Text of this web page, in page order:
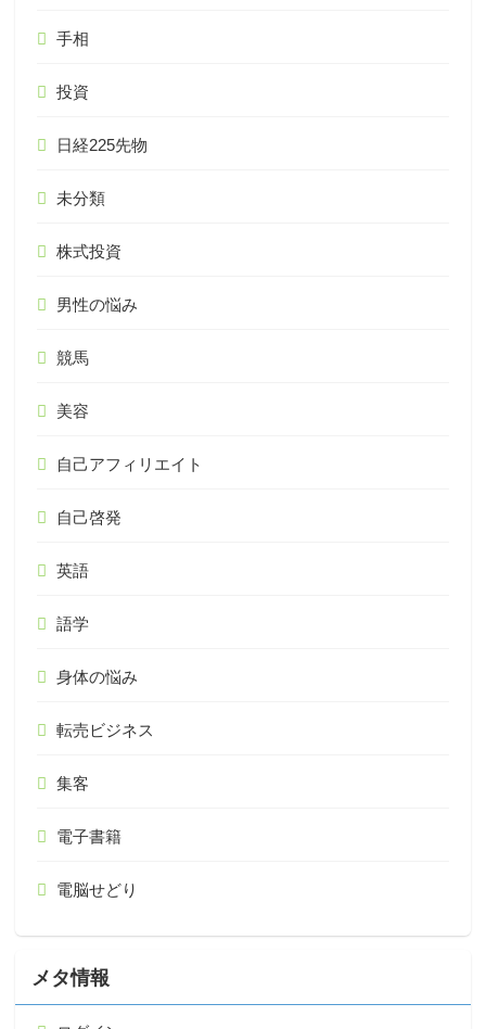
手相
投資
日経225先物
未分類
株式投資
男性の悩み
競馬
美容
自己アフィリエイト
自己啓発
英語
語学
身体の悩み
転売ビジネス
集客
電子書籍
電脳せどり
メタ情報